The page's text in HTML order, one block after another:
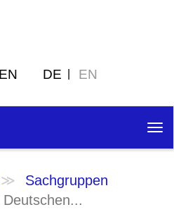
DE EN
Sachgruppen